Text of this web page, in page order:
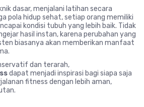
dasar, menjalani latihan secara
pola hidup sehat, setiap orang memiliki
kondisi tubuh yang lebih baik. Tidak
hasil instan, karena perubahan yang
biasanya akan memberikan manfaat
dan terarah,
dapat menjadi inspirasi bagi siapa saja
fitness dengan lebih aman,